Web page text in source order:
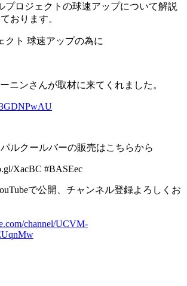
プロジェクトの球速アップについて解説
おります。
クト 球速アップの為に
ニンさんが取材に来てくれました。
ルクールバーの販売はこちらから
XacBC #BASEec
で公開、チャンネル登録よろしくお
channel/UCVM-